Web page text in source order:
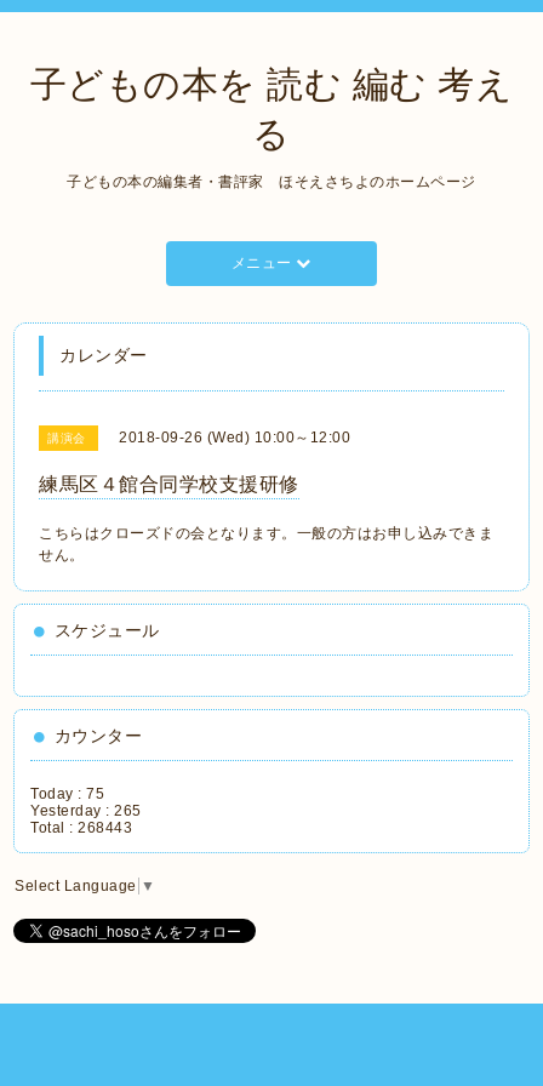
子どもの本を 読む 編む 考え
る
子どもの本の編集者・書評家 ほそえさちよのホームページ
メニュー
カレンダー
講演会 2018-09-26 (Wed) 10:00～12:00
練馬区４館合同学校支援研修
こちらはクローズドの会となります。一般の方はお申し込みできま
せん。
スケジュール
カウンター
Today :75
Yesterday :265
Total :268443
Select Language ▼